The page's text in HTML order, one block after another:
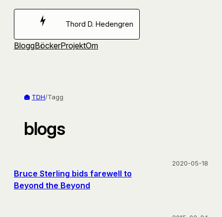
Hoppa
Thord D. Hedengren
BloggBöckerProjektOm
TDH/Tagg
blogs
Bruce Sterling bids farewell to
Beyond the Beyond
2020-05-18